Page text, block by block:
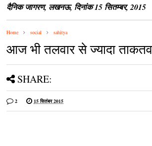
दैनिक जागरण, लखनऊ, दिनांक 15 सितम्बर, 2015
Home social sahitya
आज भी तलवार से ज्यादा
SHARE:
2 15 सितंबर 2015